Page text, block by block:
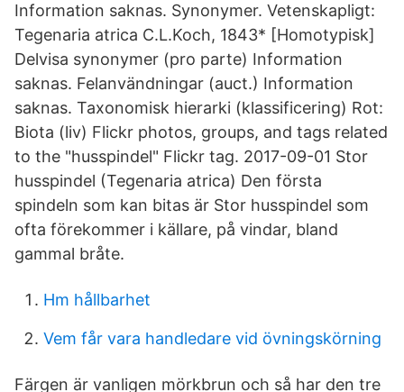
Information saknas. Synonymer. Vetenskapligt:
Tegenaria atrica C.L.Koch, 1843* [Homotypisk]
Delvisa synonymer (pro parte) Information
saknas. Felanvändningar (auct.) Information
saknas. Taxonomisk hierarki (klassificering) Rot:
Biota (liv) Flickr photos, groups, and tags related
to the "husspindel" Flickr tag. 2017-09-01 Stor
husspindel (Tegenaria atrica) Den första
spindeln som kan bitas är Stor husspindel som
ofta förekommer i källare, på vindar, bland
gammal bråte.
Hm hållbarhet
Vem får vara handledare vid övningskörning
Färgen är vanligen mörkbrun och så har den tre